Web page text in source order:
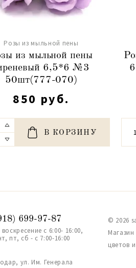
Розы из мыльной пены
из мыльной пены
6,5*6 №3
50шт(777-070)
850 руб.
В КОРЗИНУ
699-97-87
с 6:00- 16:00,
пт, сб - с 7:00-16:00
ул. Им. Генерала
© 2026
цветов